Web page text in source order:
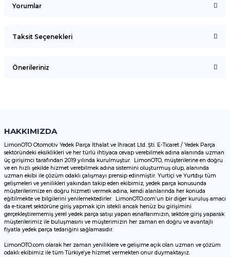
Yorumlar
Taksit Seçenekleri
Önerileriniz
Görüş ve önerileriniz için teşekkür ederiz.
Ürün resmi kalitesiz, bozuk veya görüntülenemiyor.
Ürün açıklamasında eksik bilgiler bulunuyor.
Ürün bilgilerinde hatalar bulunuyor.
Ürün fiyatı diğer sitelerden daha pahalı.
Bu ürüne benzer farklı alternatifler olmalı.
HAKKIMIZDA
LimonOTO Otomotiv Yedek Parça İthalat ve İhracat Ltd. Şti. E-Ticaret / Yedek Parça
sektöründeki eksiklikleri ve her türlü ihtiyaca cevap verebilmek adına alanında uzman
üç girişimci tarafından 2019 yılında kurulmuştur. LimonOTO, müşterilerine en doğru
ve en hızlı şekilde hizmet verebilmek adına sistemini oluşturmuş olup, alanında
uzman ekibi ile çözüm odaklı çalışmayı prensip edinmiştir. Yurtiçi ve Yurtdışı tüm
gelişmeleri ve yenilikleri yakından takip eden ekibimiz, yedek parça konusunda
müşterilerimize en doğru hizmeti vermek adına, kendi alanlarında her konuda
eğitilmekte ve bilgilerini yenilemektedirler. LimonOTO.com’un bir diğer kuruluş amacı
da e-ticaret sektörüne giriş yapmak için istekli ancak henüz bu girişimini
gerçekleştirememiş yerel yedek parça satışı yapan esnaflarımızın, sektöre giriş yaparak
müşterilerimiz ile buluşmasını ve müşterimizin her zaman en doğru ve avantajlı
fiyatla yedek parça tedariğini sağlamasıdır.
LimonOTO.com olarak her zaman yeniliklere ve gelişime açık olan uzman ve çözüm
odaklı ekibimiz ile tüm Türkiye’ye hizmet vermekten onur duymaktayız.